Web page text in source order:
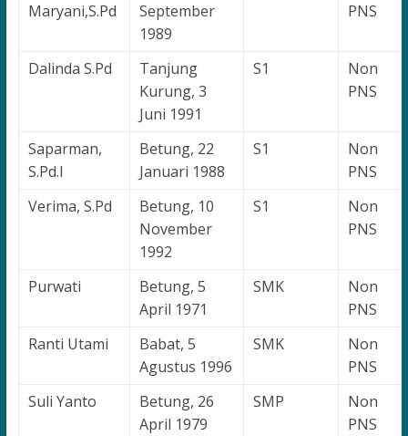
Maryani,S.Pd
September
1989
PNS
Dalinda S.Pd
Tanjung
Kurung, 3
Juni 1991
S1
Non
PNS
Saparman,
S.Pd.I
Betung, 22
Januari 1988
S1
Non
PNS
Verima, S.Pd
Betung, 10
November
1992
S1
Non
PNS
Purwati
Betung, 5
April 1971
SMK
Non
PNS
Ranti Utami
Babat, 5
Agustus 1996
SMK
Non
PNS
Suli Yanto
Betung, 26
April 1979
SMP
Non
PNS